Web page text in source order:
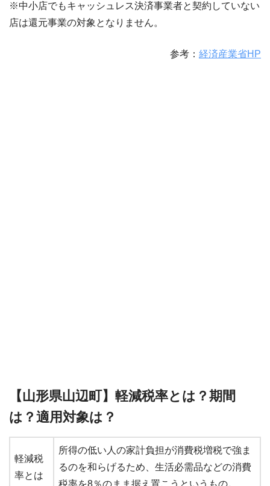
※中小店でもキャッシュレス決済事業者と契約していない
店は還元事業の対象となりません。
参考： 経済産業省HP
【山形県山辺町】軽減税率とは？期間
は？適用対象は？
軽減税
率とは
所得の低い人の家計負担が消費税増税で強ま
るのを和らげるため、生活必需品などの消費